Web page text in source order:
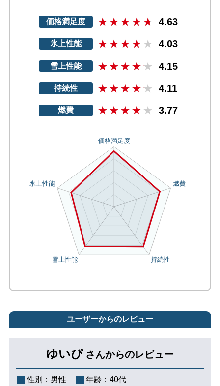
価格満足度 4.63
氷上性能 4.03
雪上性能 4.15
持続性 4.11
燃費 3.77
ユーザーからのレビュー
ゆいぴ さんからのレビュー
性別： 男性 年齢： 40代